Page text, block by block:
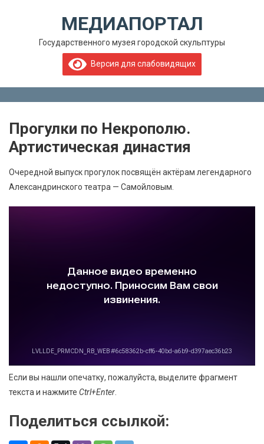
МЕДИАПОРТАЛ
Государственного музея городской скульптуры
Версия для слабовидящих
Menu
Прогулки по Некрополю.
Артистическая династия
Очередной выпуск прогулок посвящён актёрам легендарного
Александринского театра — Самойловым.
Если вы нашли опечатку, пожалуйста, выделите фрагмент
текста и нажмите Ctrl+Enter
Поделиться ссылкой: